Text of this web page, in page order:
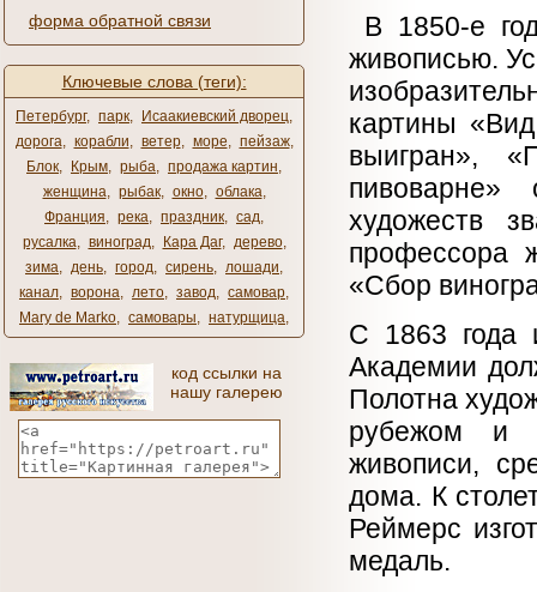
форма обратной связи
Ключевые слова (теги):
Петербург, парк, Исаакиевский дворец,
дорога, корабли, ветер, море, пейзаж,
Блок, Крым, рыба, продажа картин,
женщина, рыбак, окно, облака,
Франция, река, праздник, сад,
русалка, виноград, Кара Даг, дерево,
зима, день, город, сирень, лошади,
канал, ворона, лето, завод, самовар,
Mary de Marko, самовары, натурщица,
код ссылки на
нашу галерею
В 1850-е
живописью.
картины
выигран»,
пивоварне»
художеств
профессора
«Сбор
С 1863 года
Академии
Полотна
рубежом и
живописи,
дома. К
Реймерс
медаль.